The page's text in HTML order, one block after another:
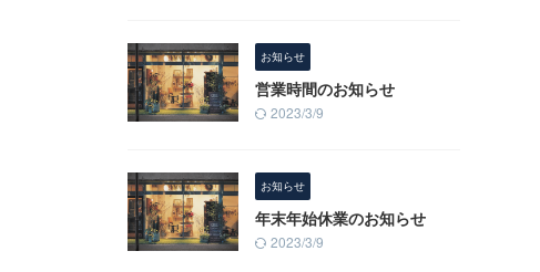
お知らせ
営業時間のお知らせ
2023/3/9
お知らせ
年末年始休業のお知らせ
2023/3/9